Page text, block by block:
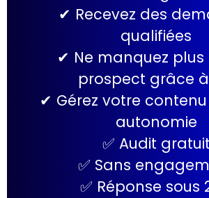
✔ Recevez des
qualifiées
✔ Ne manquez plus
prospect grâce
✔ Gérez votre
autonomie
✅ Audit gratuit
✅ Sans
✅ Réponse sous